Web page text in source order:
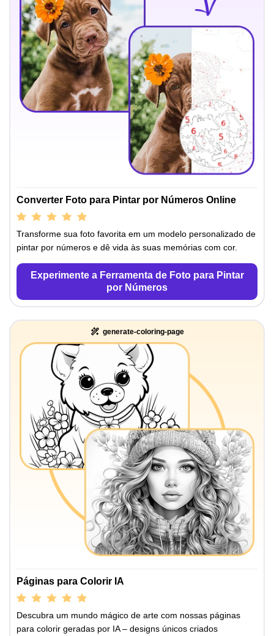
Converter Foto para Pintar por Números Online
Transforme sua foto favorita em um modelo personalizado de
pintar por números e dê vida às suas memórias com cor.
Experimente a Ferramenta de Foto para Pintar
por Números
generate-coloring-page
Páginas para Colorir IA
Descubra um mundo mágico de arte com nossas páginas
para colorir geradas por IA – designs únicos criados